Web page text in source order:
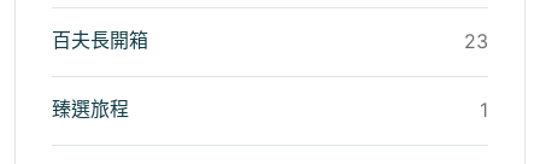
百夫長開箱 23
臻選旅程 1